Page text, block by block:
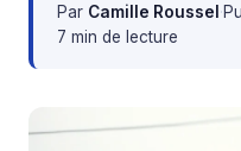
Par Camille Roussel·
7 min de lecture